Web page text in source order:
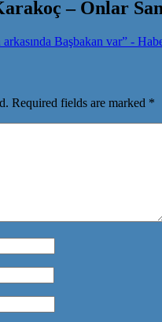
– Onlar
arkasında Başbakan var” -
Required fields are marked *